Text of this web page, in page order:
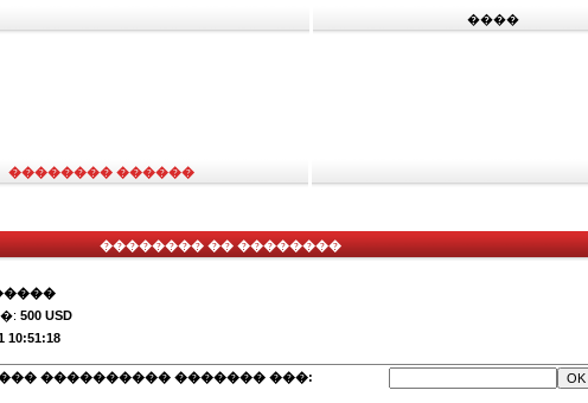
����
�������� ������
�������� �� ��������
500 USD
10:51:18
���������� ������� ���: